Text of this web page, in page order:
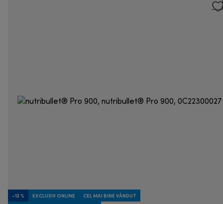
-13 % EXCLUSIV ONLINE
CEL MAI BINE VÂNDUT